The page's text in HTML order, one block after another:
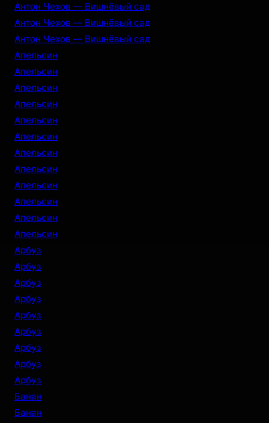
Антон Чехов — Вишнёвый сад
Антон Чехов — Вишнёвый сад
Антон Чехов — Вишнёвый сад
Апельсин
Апельсин
Апельсин
Апельсин
Апельсин
Апельсин
Апельсин
Апельсин
Апельсин
Апельсин
Апельсин
Апельсин
Арбуз
Арбуз
Арбуз
Арбуз
Арбуз
Арбуз
Арбуз
Арбуз
Арбуз
Банан
Банан